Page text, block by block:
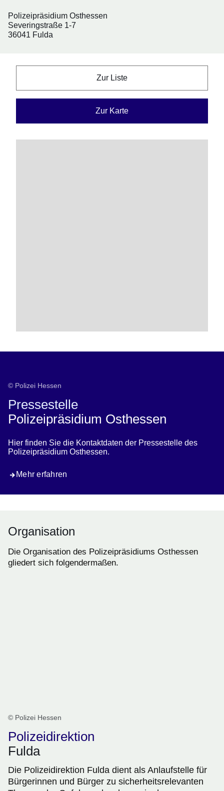
Polizeipräsidium Osthessen
Severingstraße 1-7
36041 Fulda
Zur Liste
Zur Karte
© Polizei Hessen
Pressestelle
Polizeipräsidium Osthessen
Hier finden Sie die Kontaktdaten der Pressestelle des
Polizeipräsidium Osthessen.
Mehr erfahren
Organisation
Die Organisation des Polizeipräsidiums Osthessen
gliedert sich folgendermaßen.
© Polizei Hessen
Polizeidirektion
Fulda
Die Polizeidirektion Fulda dient als Anlaufstelle für
Bürgerinnen und Bürger zu sicherheitsrelevanten